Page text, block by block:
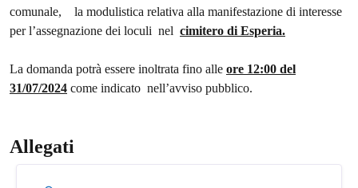
comunale, la modulistica relativa alla manifestazione di interesse
per l’assegnazione dei loculi nel cimitero di Esperia.
La domanda potrà essere inoltrata fino alle ore 12:00 del
31/07/2024 come indicato nell’avviso pubblico.
Allegati